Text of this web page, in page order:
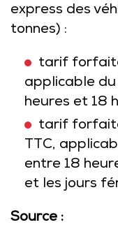
express des
tonnes) :
tarif
applicable
heures et 18
tarif
TTC,
entre 18
et les jours
Source :